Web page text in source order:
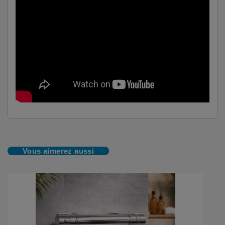
Vous aimerez aussi